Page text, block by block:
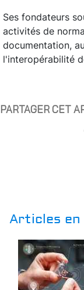
Ses fondateurs
activités de
documentation,
l'interopérabilité
PARTAGER CET
Articles